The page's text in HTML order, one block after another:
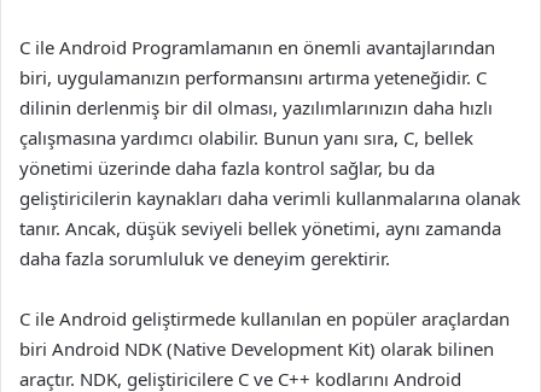
C ile Android Programlamanın en önemli avantajlarından
biri, uygulamanızın performansını artırma yeteneğidir. C
dilinin derlenmiş bir dil olması, yazılımlarınızın daha hızlı
çalışmasına yardımcı olabilir. Bunun yanı sıra, C, bellek
yönetimi üzerinde daha fazla kontrol sağlar, bu da
geliştiricilerin kaynakları daha verimli kullanmalarına olanak
tanır. Ancak, düşük seviyeli bellek yönetimi, aynı zamanda
daha fazla sorumluluk ve deneyim gerektirir.
C ile Android geliştirmede kullanılan en popüler araçlardan
biri Android NDK (Native Development Kit) olarak bilinen
araçtır. NDK, geliştiricilere C ve C++ kodlarını Android